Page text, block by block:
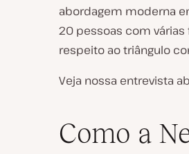
abordagem moderna
20 pessoas com
respeito ao triângulo
Veja nossa entrevista
Como a